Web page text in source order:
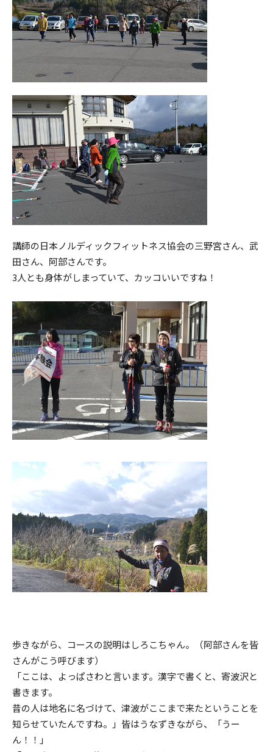
講師の日本ノルディックフィットネス協会の三野宮さん、武
田さん、阿部さんです。
3人とも身体がしまっていて、カッコいいですね！
歩きながら、コースの説明はしろこちゃん。（阿部さんを皆
さんがこう呼びます）
「ここは、よっぱさわと言います。漢字で書くと、寄波沢と
書きます。
昔の人は地名に名づけて、津波がここまで来たということを
知らせていたんですね。」皆はうなずきながら、「うー
ん！！」